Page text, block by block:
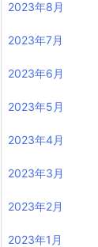
2023年8月
2023年7月
2023年6月
2023年5月
2023年4月
2023年3月
2023年2月
2023年1月